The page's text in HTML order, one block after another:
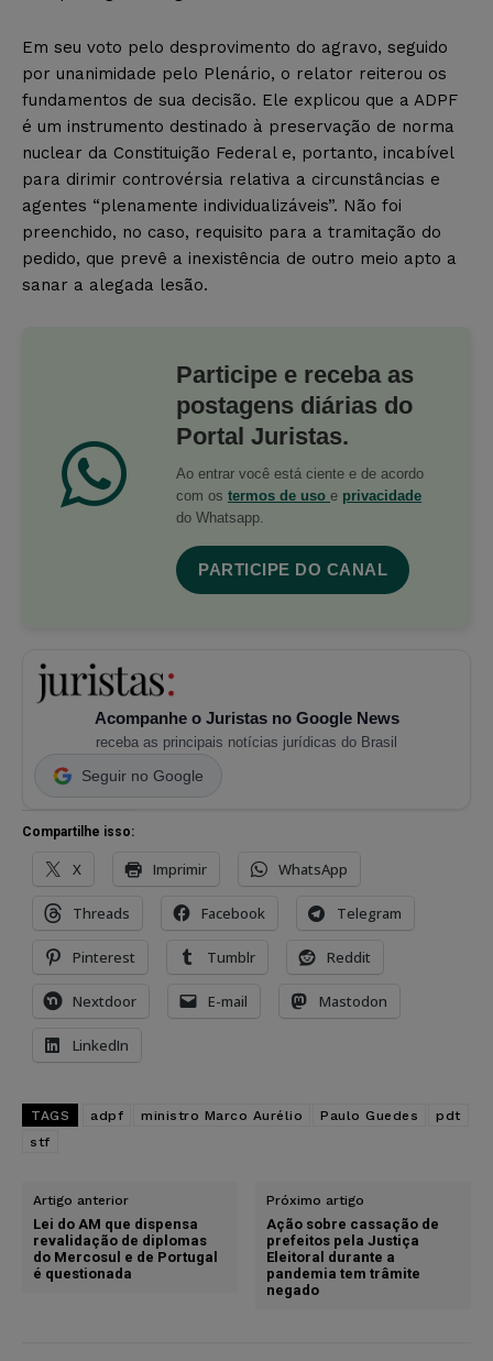
Em seu voto pelo desprovimento do agravo, seguido
por unanimidade pelo Plenário, o relator reiterou os
fundamentos de sua decisão. Ele explicou que a ADPF
é um instrumento destinado à preservação de norma
nuclear da Constituição Federal e, portanto, incabível
para dirimir controvérsia relativa a circunstâncias e
agentes “plenamente individualizáveis”. Não foi
preenchido, no caso, requisito para a tramitação do
pedido, que prevê a inexistência de outro meio apto a
sanar a alegada lesão.
Participe e receba as
postagens diárias do
Portal Juristas.
Ao entrar você está ciente e de acordo
com os termos de uso e privacidade
do Whatsapp.
PARTICIPE DO CANAL
Acompanhe o Juristas no Google News
receba as principais notícias jurídicas do Brasil
Seguir no Google
Compartilhe isso:
X Imprimir WhatsApp
Threads Facebook Telegram
Pinterest Tumblr Reddit
Nextdoor E-mail Mastodon
LinkedIn
TAGS adpf ministro Marco Aurélio Paulo Guedes
pdt
stf
Artigo anterior
Lei do AM que dispensa
revalidação de diplomas
do Mercosul e de Portugal
é questionada
Próximo artigo
Ação sobre cassação de
prefeitos pela Justiça
Eleitoral durante a
pandemia tem trâmite
negado